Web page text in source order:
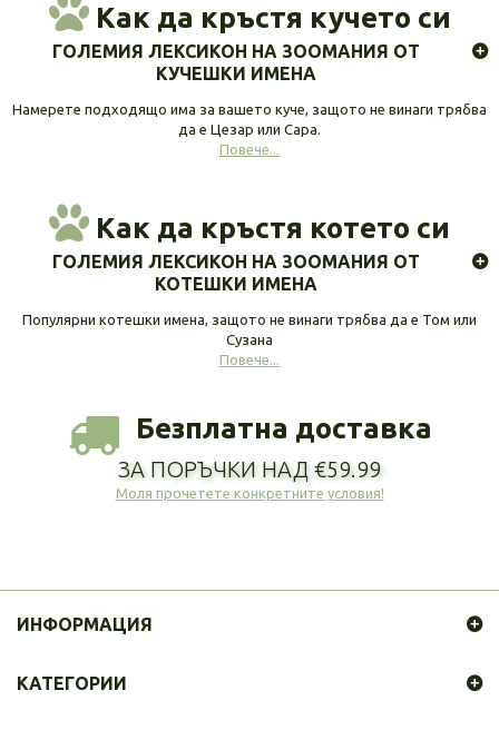
Как да кръстя кучето си
ГОЛЕМИЯ ЛЕКСИКОН НА ЗООМАНИЯ ОТ
КУЧЕШКИ ИМЕНА
Намерете подходящо има за вашето куче, защото не винаги трябва
да е Цезар или Сара.
Повече...
Как да кръстя котето си
ГОЛЕМИЯ ЛЕКСИКОН НА ЗООМАНИЯ ОТ
КОТЕШКИ ИМЕНА
Популярни котешки имена, защото не винаги трябва да е Том или
Сузана
Повече...
Безплатна доставка
ЗА ПОРЪЧКИ НАД €59.99
Моля прочетете конкретните условия!
ИНФОРМАЦИЯ
КАТЕГОРИИ